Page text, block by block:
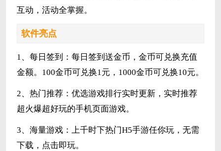
互动，活动全掌握。
软件亮点
1、每日签到：每日签到送金币，金币可兑换充值
金额。100金币可兑换1元，1000金币可兑换10元。
2、热门推荐：优选游戏排行实时更新，实时推荐
超火爆超好玩的手机页面游戏。
3、海量游戏：上千时下热门H5手游任你玩，无需
下载，点击即玩。